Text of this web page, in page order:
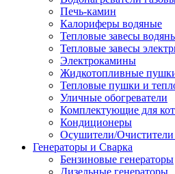
Печь-камин
Калориферы водяные
Тепловые завесы
Тепловые завесы
Электрокамины
Жидкотопливные
Тепловые пушки и
Уличные обогреватели
Комплектующие для
Кондиционеры
Осушители/Очистители
Генераторы и Сварка
Бензиновые генераторы